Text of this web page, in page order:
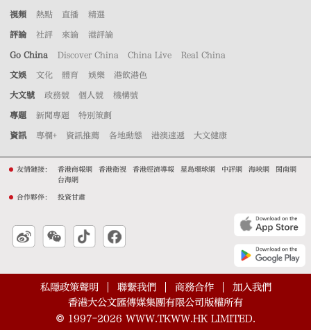
視頻 熱點 直播 精選
評論 社評 來論 港評論
Go China Discover China China Live Real China
文娛 文化 體育 娛樂 港飲港色
大文號 政務號 個人號 機構號
專題 新聞專題 特別策劃
資訊 專欄+ 資訊推薦 各地動態 港澳速遞 大文健康
友情鏈接： 香港商報網 香港衛視 香港經濟導報 星島環球網 中評網 海峽網
閩南網
台海網
合作夥伴： 投資甘肅
私隱政策聲明 聯繫我們 商務合作
加入我們
香港大公文匯傳媒集團有限公司版權所有
© 1997-2026 WWW.TKWW.HK LIMITED.